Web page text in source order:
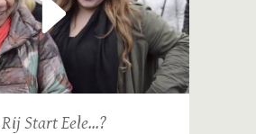
Rij Start Eele...?